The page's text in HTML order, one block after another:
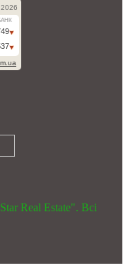
Real Estate". Всі